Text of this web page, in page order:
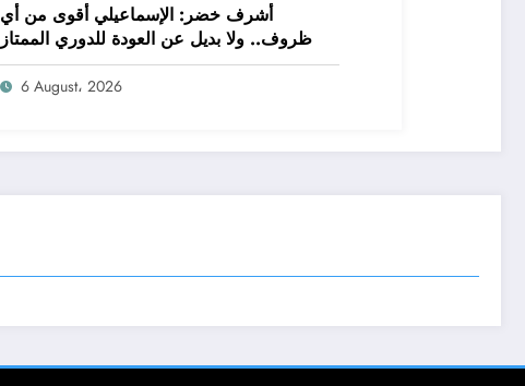
أشرف خضر: الإسماعيلي أقوى من أي
ظروف.. ولا بديل عن العودة للدوري الممتاز
6 August، 2026